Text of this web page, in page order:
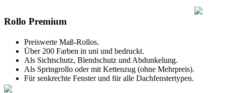
Rollo Premium
Preiswerte Maß-Rollos.
Über 200 Farben in uni und bedruckt.
Als Sichtschutz, Blendschutz und Abdunkelung.
Als Springrollo oder mit Kettenzug (ohne Mehrpreis).
Für senkrechte Fenster und für alle Dachfenstertypen.